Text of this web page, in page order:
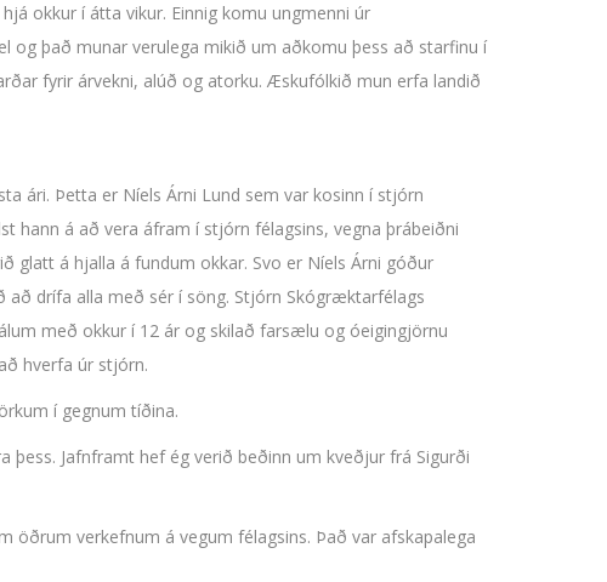
okkur í átta vikur. Einnig komu ungmenni úr
og það munar verulega mikið um aðkomu þess að starfinu í
fyrir árvekni, alúð og atorku. Æskufólkið mun erfa landið
ári. Þetta er Níels Árni Lund sem var kosinn í stjórn
hann á að vera áfram í stjórn félagsins, vegna þrábeiðni
glatt á hjalla á fundum okkar. Svo er Níels Árni góður
drífa alla með sér í söng. Stjórn Skógræktarfélags
með okkur í 12 ár og skilað farsælu og óeigingjörnu
hverfa úr stjórn.
í gegnum tíðina.
Jafnframt hef ég verið beðinn um kveðjur frá Sigurði
verkefnum á vegum félagsins. Það var afskapalega